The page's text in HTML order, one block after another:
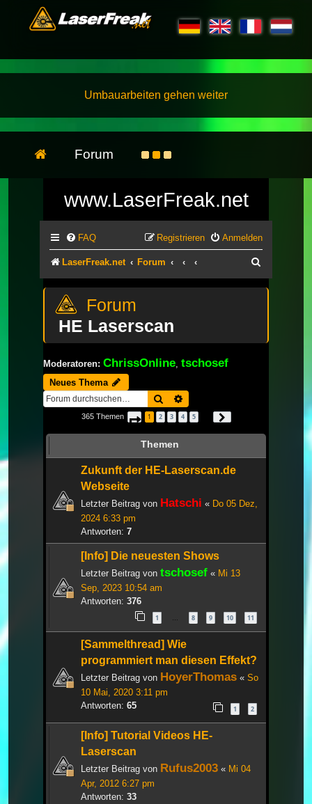
Umbauarbeiten gehen weiter
Forum
www.LaserFreak.net
FAQ Anmelden
Registrieren
LaserFreak.net Forum
HE Laserscan
Moderatoren: ChrissOnline tschosef
Neues Thema
Suche
365 Themen Seite 1von 13
1 2 3 4 5
Themen
Zukunft der HE-Laserscan.de
Webseite
Letzter Beitrag von Hatschi « Do 05 Dez,
2024 6:33 pm
Antworten: 7
[Info] Die neuesten Shows
Letzter Beitrag von tschosef « Mi 13
Sep, 2023 10:54 am
Antworten: 376
1 … 8 9 10 11
[Sammelthread] Wie
programmiert man diesen Effekt?
Letzter Beitrag von HoyerThomas « So
10 Mai, 2020 3:11 pm
Antworten: 65 1 2
[Info] Tutorial Videos HE-
Laserscan
Letzter Beitrag von Rufus2003 « Mi 04
Apr, 2012 6:27 pm
Antworten: 33